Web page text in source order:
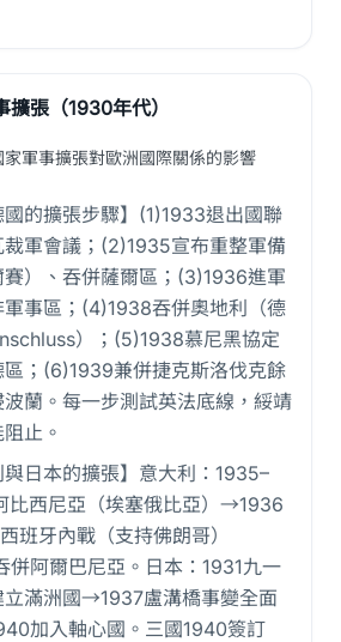
張（1930年代）
家軍事擴張對歐洲國際關係的影響
國的擴張步驟】(1)1933退出國聯
裁軍會議；(2)1935宣布重整軍備
賽）、吞併薩爾區；(3)1936進軍
軍事區；(4)1938吞併奧地利（德
）；(5)1938慕尼黑協定
區；(6)1939兼併捷克斯洛伐克餘
蘭。每一步測試英法底線，綏靖
止。
與日本的擴張】意大利：1935–
比西尼亞（埃塞俄比亞）→1936
班牙內戰（支持佛朗哥）
阿爾巴尼亞。日本：1931九一
立滿洲國→1937盧溝橋事變全面
加入軸心國。三國1940簽訂